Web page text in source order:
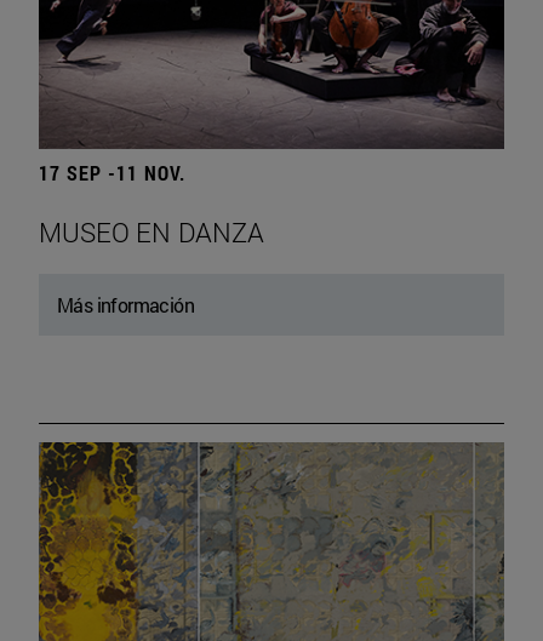
17 SEP -11 NOV.
MUSEO EN DANZA
Más información